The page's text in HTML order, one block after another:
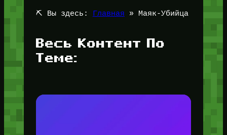
⛏️ Вы здесь: Главная » Маяк-Убийца
Весь Контент По
Теме: